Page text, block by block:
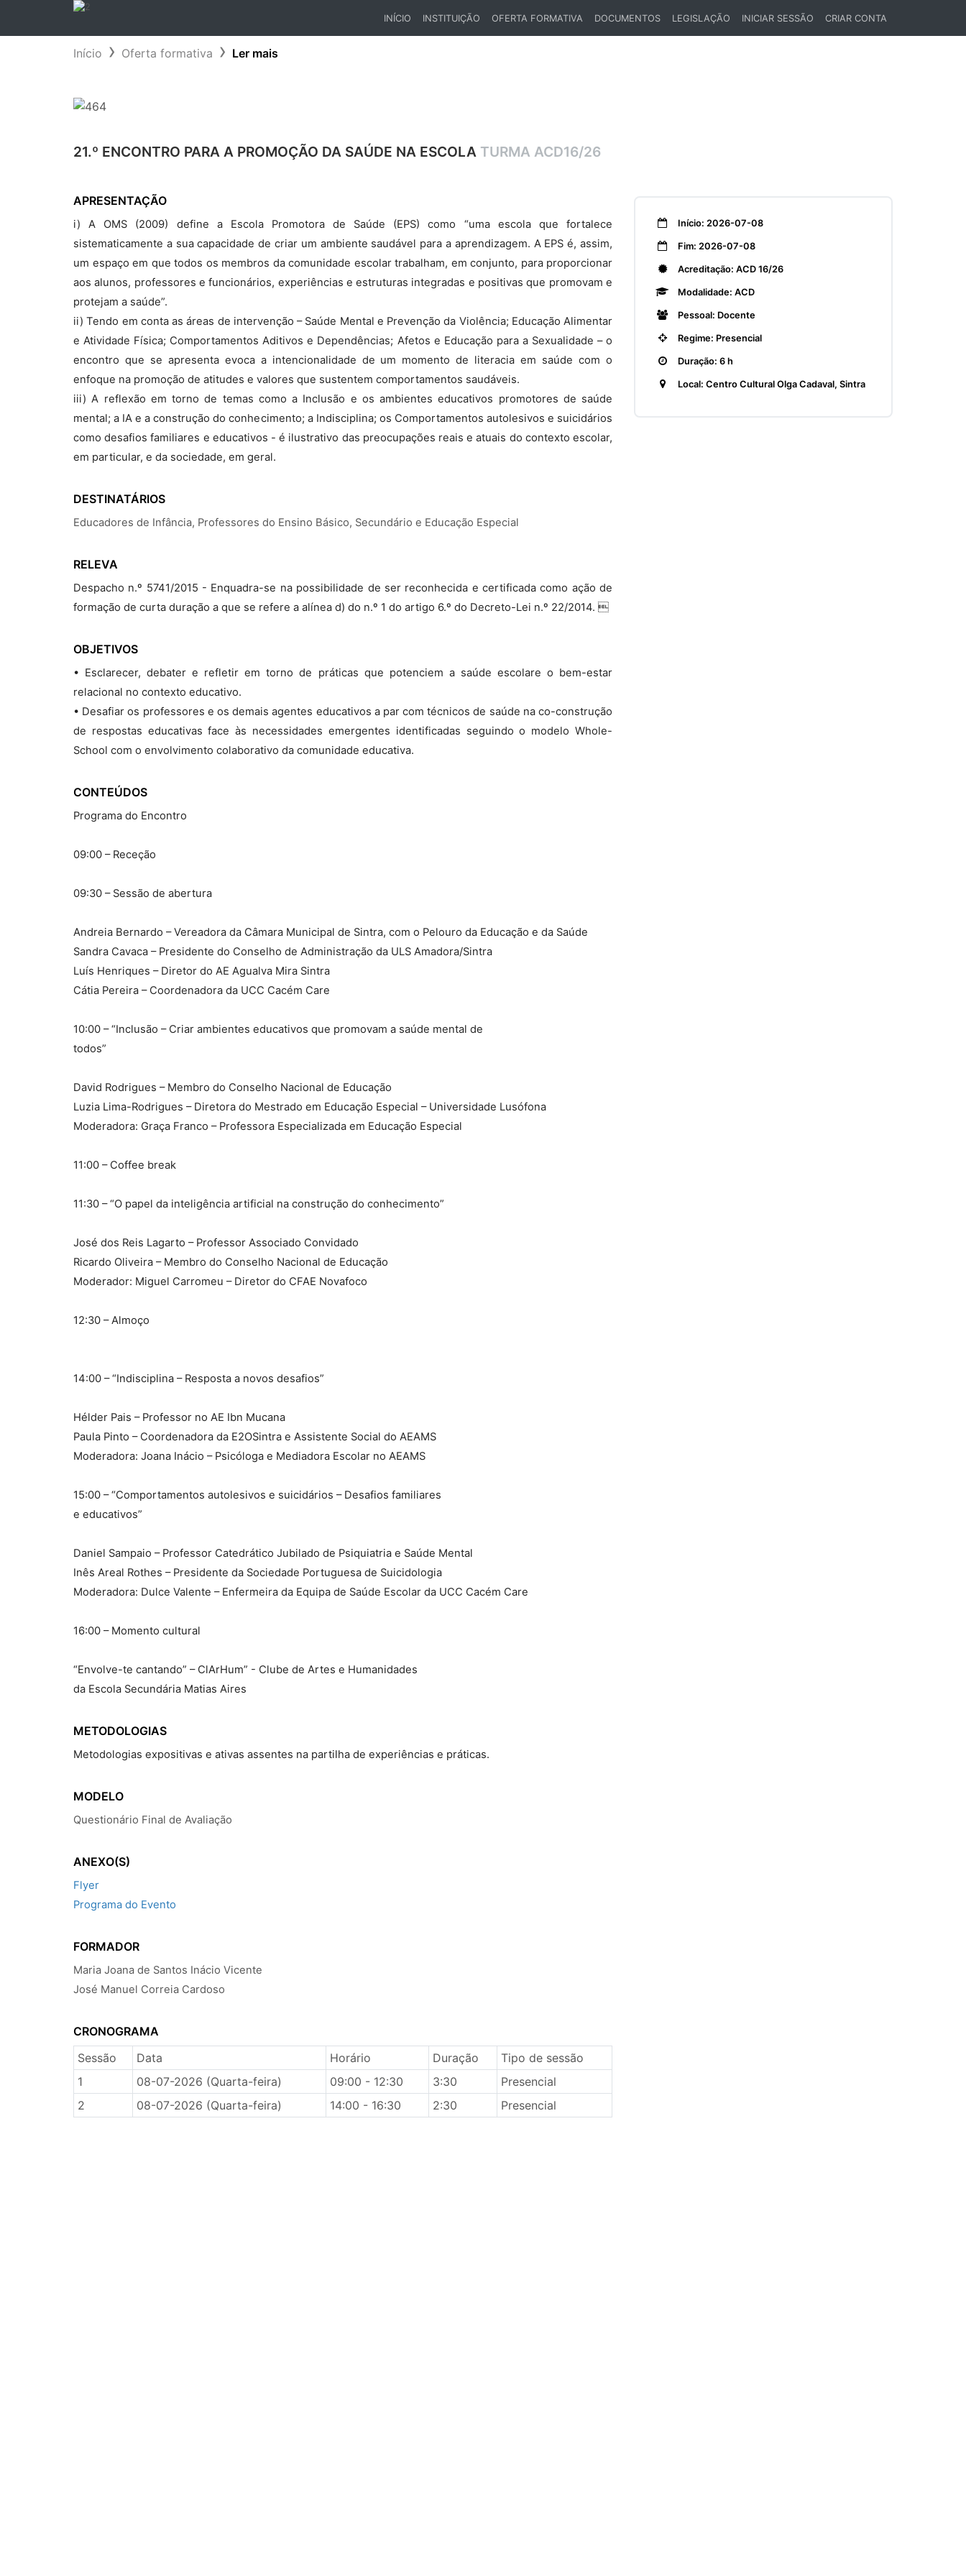
INÍCIO
INSTITUIÇÃO OFERTA FORMATIVA DOCUMENTOS LEGISLAÇÃO INICIAR SESSÃO CRIAR CONTA
Início Oferta formativa Ler mais
21.º ENCONTRO PARA A PROMOÇÃO DA SAÚDE NA ESCOLA TURMA ACD16/26
APRESENTAÇÃO
i) A OMS (2009) define a Escola Promotora de Saúde (EPS) como “uma escola que fortalece
sistematicamente a sua capacidade de criar um ambiente saudável para a aprendizagem. A EPS é, assim,
um espaço em que todos os membros da comunidade escolar trabalham, em conjunto, para proporcionar
aos alunos, professores e funcionários, experiências e estruturas integradas e positivas que promovam e
protejam a saúde”.
ii) Tendo em conta as áreas de intervenção – Saúde Mental e Prevenção da Violência; Educação Alimentar
e Atividade Física; Comportamentos Aditivos e Dependências; Afetos e Educação para a Sexualidade – o
encontro que se apresenta evoca a intencionalidade de um momento de literacia em saúde com o
enfoque na promoção de atitudes e valores que sustentem comportamentos saudáveis.
iii) A reflexão em torno de temas como a Inclusão e os ambientes educativos promotores de saúde
mental; a IA e a construção do conhecimento; a Indisciplina; os Comportamentos autolesivos e suicidários
como desafios familiares e educativos - é ilustrativo das preocupações reais e atuais do contexto escolar,
em particular, e da sociedade, em geral.
DESTINATÁRIOS
Educadores de Infância, Professores do Ensino Básico, Secundário e Educação Especial
RELEVA
Despacho n.º 5741/2015 - Enquadra-se na possibilidade de ser reconhecida e certificada como ação de
formação de curta duração a que se refere a alínea d) do n.º 1 do artigo 6.º do Decreto-Lei n.º 22/2014. 
OBJETIVOS
• Esclarecer, debater e refletir em torno de práticas que potenciem a saúde escolare o bem-estar
relacional no contexto educativo.
• Desafiar os professores e os demais agentes educativos a par com técnicos de saúde na co-construção
de respostas educativas face às necessidades emergentes identificadas seguindo o modelo Whole-
School com o envolvimento colaborativo da comunidade educativa.
CONTEÚDOS
Programa do Encontro
09:00 – Receção
09:30 – Sessão de abertura
Andreia Bernardo – Vereadora da Câmara Municipal de Sintra, com o Pelouro da Educação e da Saúde
Sandra Cavaca – Presidente do Conselho de Administração da ULS Amadora/Sintra
Luís Henriques – Diretor do AE Agualva Mira Sintra
Cátia Pereira – Coordenadora da UCC Cacém Care
10:00 – “Inclusão – Criar ambientes educativos que promovam a saúde mental de
todos”
David Rodrigues – Membro do Conselho Nacional de Educação
Luzia Lima-Rodrigues – Diretora do Mestrado em Educação Especial – Universidade Lusófona
Moderadora: Graça Franco – Professora Especializada em Educação Especial
11:00 – Coffee break
11:30 – “O papel da inteligência artificial na construção do conhecimento”
José dos Reis Lagarto – Professor Associado Convidado
Ricardo Oliveira – Membro do Conselho Nacional de Educação
Moderador: Miguel Carromeu – Diretor do CFAE Novafoco
12:30 – Almoço
14:00 – “Indisciplina – Resposta a novos desafios”
Hélder Pais – Professor no AE Ibn Mucana
Paula Pinto – Coordenadora da E2OSintra e Assistente Social do AEAMS
Moderadora: Joana Inácio – Psicóloga e Mediadora Escolar no AEAMS
15:00 – “Comportamentos autolesivos e suicidários – Desafios familiares
e educativos”
Daniel Sampaio – Professor Catedrático Jubilado de Psiquiatria e Saúde Mental
Inês Areal Rothes – Presidente da Sociedade Portuguesa de Suicidologia
Moderadora: Dulce Valente – Enfermeira da Equipa de Saúde Escolar da UCC Cacém Care
16:00 – Momento cultural
“Envolve-te cantando” – ClArHum” - Clube de Artes e Humanidades
da Escola Secundária Matias Aires
METODOLOGIAS
Metodologias expositivas e ativas assentes na partilha de experiências e práticas.
MODELO
Questionário Final de Avaliação
ANEXO(S)
Flyer
Programa do Evento
FORMADOR
Maria Joana de Santos Inácio Vicente
José Manuel Correia Cardoso
CRONOGRAMA
Sessão
Data Horário Duração
Tipo de sessão
1
08-07-2026 (Quarta-feira) 09:00 - 12:30 3:30
Presencial
2
08-07-2026 (Quarta-feira) 14:00 - 16:30 2:30 Presencial
Início: 2026-07-08
Fim: 2026-07-08
Acreditação: ACD 16/26
Modalidade: ACD
Pessoal: Docente
Regime: Presencial
Duração: 6 h
Local: Centro Cultural Olga Cadaval, Sintra